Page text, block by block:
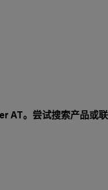
AT。尝试搜索产品或联